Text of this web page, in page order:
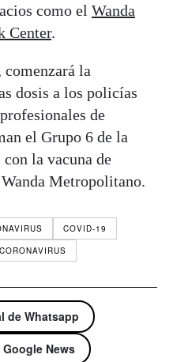
como el Wanda
Center.
la
dosis a los policías
de
el Grupo 6 de la
la vacuna de
Metropolitano.
COVID-19
de Whatsapp
News